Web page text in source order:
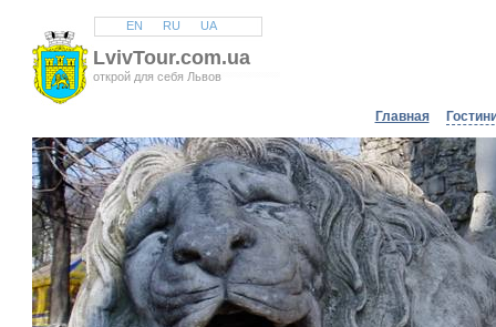
EN RU UA
LvivTour.com.ua
открой для себя Львов
Главная